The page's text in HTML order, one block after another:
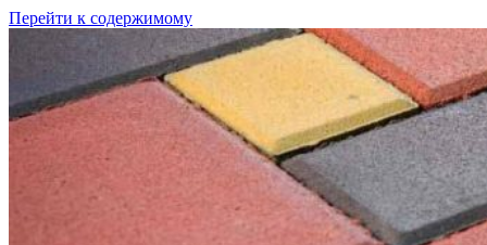
Перейти к содержимому